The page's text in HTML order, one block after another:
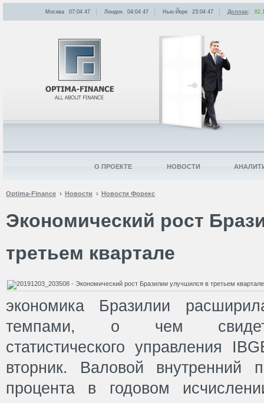
Optima-Finance Новости Новости Форекс
Экономический рост
третьем квартале
экономика Бразилии
темпами, о чем
статистического управления
вторник. Валовой внутренний
процента в годовом
Москва 07:04 47 Лондон 04:04 47 Нью-Йорк 23:04 47 Доллар:
О ПРОЕКТЕ НОВОСТИ